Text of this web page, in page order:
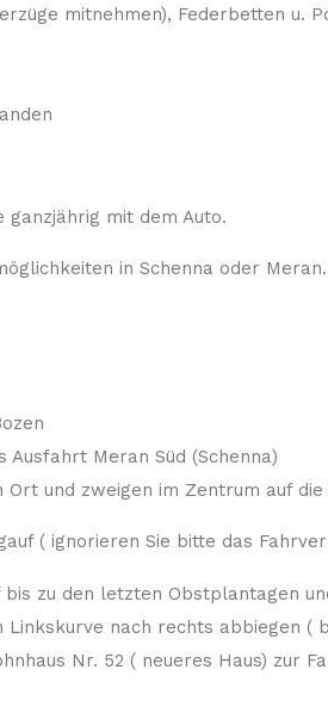
mitnehmen), Federbetten u.
ganzjährig mit dem Auto.
in Schenna oder Meran.
Ausfahrt Meran Süd (Schenna)
Ort und zweigen im Zentrum auf
( ignorieren Sie bitte das
zu den letzten Obstplantagen
Linkskurve nach rechts abbiegen (
Nr. 52 ( neueres Haus) zur